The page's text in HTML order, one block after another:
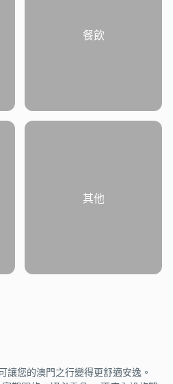
餐飲
其他
讓您的澳門之行變得更舒適安逸。